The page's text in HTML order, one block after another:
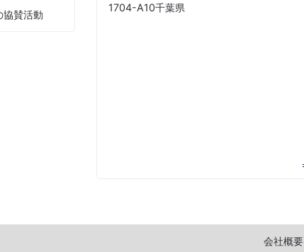
協賛活動
1704-A10千葉県
会社概要